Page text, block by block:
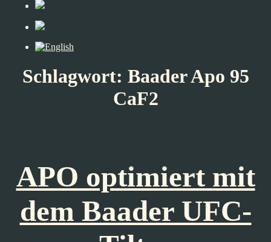
Schlagwort: Baader Apo 95
CaF2
APO optimiert mit
dem Baader UFC-